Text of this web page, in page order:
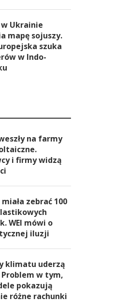
Ukrainie
mapę sojuszy.
szuka
w Indo-
na farmy
i firmy widzą
zebrać 100
WEI mówi o
iluzji
klimatu uderzą
Problem w tym,
pokazują
różne rachunki